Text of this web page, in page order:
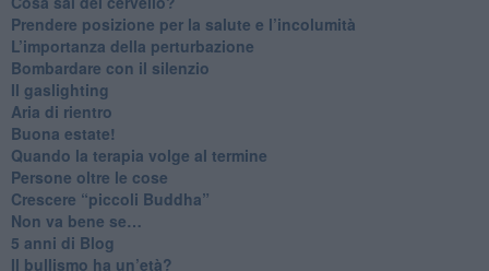
Prendere posizione per la salute e l’incolumità
L’importanza della perturbazione
​Bombardare con il silenzio
Il gaslighting
Aria di rientro
Buona estate!
​Quando la terapia volge al termine
​Persone oltre le cose
​Crescere “piccoli Buddha”
Non va bene se…
​5 anni di Blog
​Il bullismo ha un’età?